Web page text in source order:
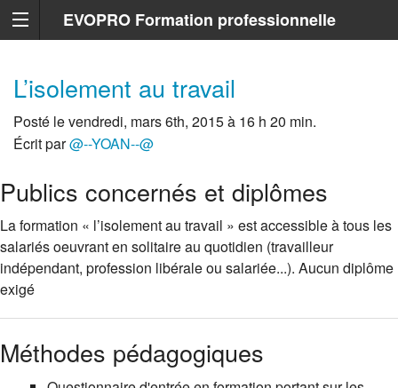
EVOPRO Formation professionnelle
L’isolement au travail
Posté le vendredi, mars 6th, 2015 à 16 h 20 min.
Écrit par@--YOAN--@
Publics concernés et diplômes
La formation « l’isolement au travail » est accessible à tous les
salariés oeuvrant en solitaire au quotidien (travailleur
indépendant, profession libérale ou salariée...). Aucun diplôme
exigé
Méthodes pédagogiques